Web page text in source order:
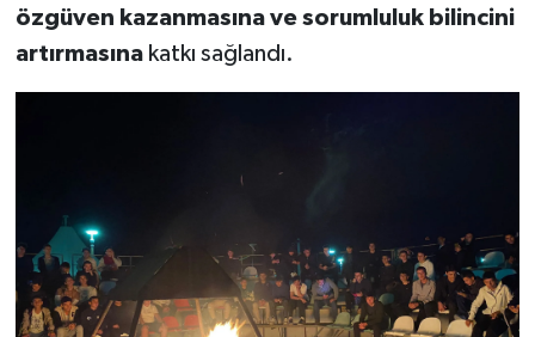
özgüven kazanmasına ve sorumluluk bilincini
artırmasınakatkı sağlandı.